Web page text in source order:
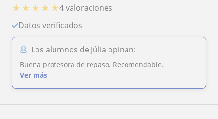
★ ★ ★ ★ ★4 valoraciones
Datos verificados
Los alumnos de Júlia opinan:
Buena profesora de repaso. Recomendable.
Ver más